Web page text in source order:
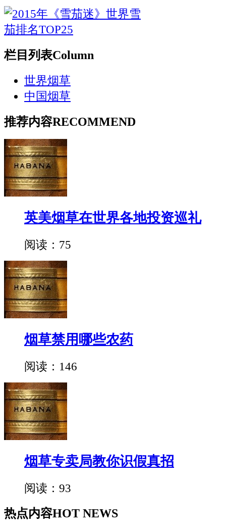
栏目列表Column
世界烟草
中国烟草
推荐内容RECOMMEND
英美烟草在世界各地投资巡礼
阅读：75
烟草禁用哪些农药
阅读：146
烟草专卖局教你识假真招
阅读：93
热点内容HOT NEWS